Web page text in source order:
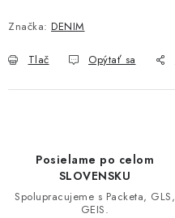
Značka: DENIM
Tlač Opýtať sa
Posielame po celom
SLOVENSKU
Spolupracujeme s Packeta, GLS,
GEIS.